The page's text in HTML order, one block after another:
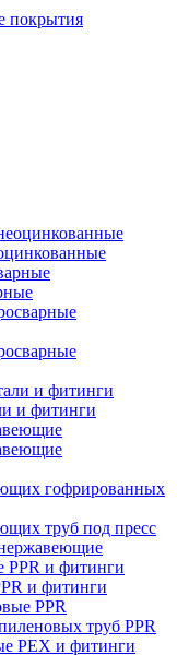
покрытия
и фитинги
гофрированных
труб под пресс
и фитинги
PPR
труб PPR